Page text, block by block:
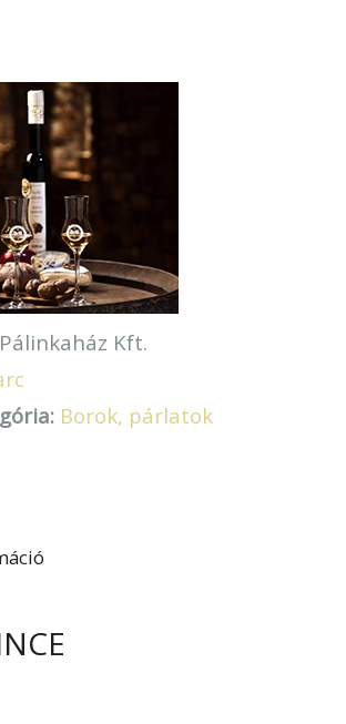
Kft.
Borok, párlatok